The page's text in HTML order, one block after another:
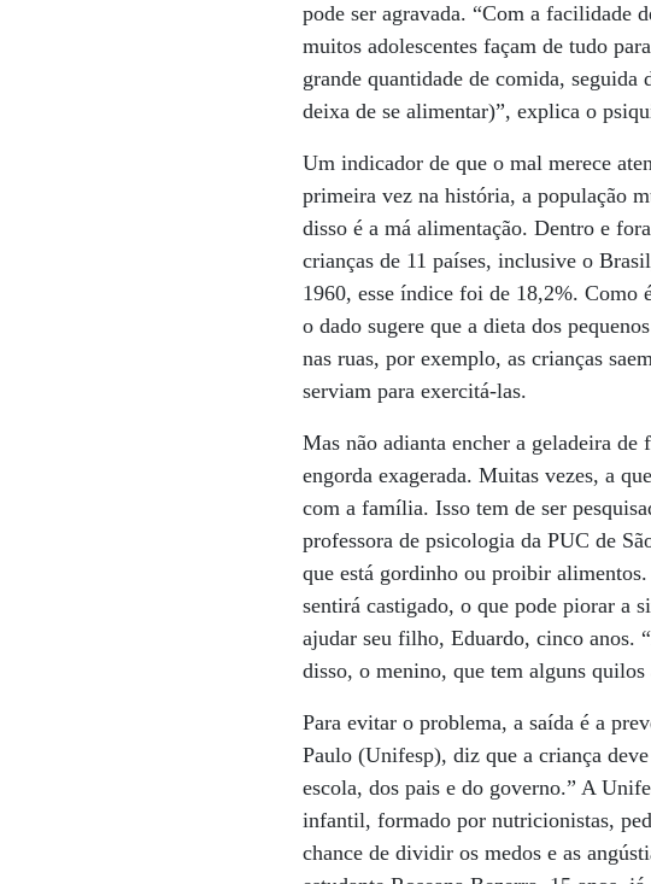
pode ser agravada. “Com a facilidade
muitos adolescentes façam de tudo
grande quantidade de comida,
deixa de se alimentar)”, explica o
Um indicador de que o mal merece
primeira vez na história, a população
disso é a má alimentação. Dentro e
crianças de 11 países, inclusive o
1960, esse índice foi de 18,2%. Como
o dado sugere que a dieta dos
nas ruas, por exemplo, as crianças
serviam para exercitá-las.
Mas não adianta encher a geladeira
engorda exagerada. Muitas vezes, a
com a família. Isso tem de ser
professora de psicologia da PUC de
que está gordinho ou proibir
sentirá castigado, o que pode piorar a
ajudar seu filho, Eduardo, cinco anos.
disso, o menino, que tem alguns
Para evitar o problema, a saída é a
Paulo (Unifesp), diz que a criança
escola, dos pais e do governo.” A
infantil, formado por nutricionistas,
chance de dividir os medos e as